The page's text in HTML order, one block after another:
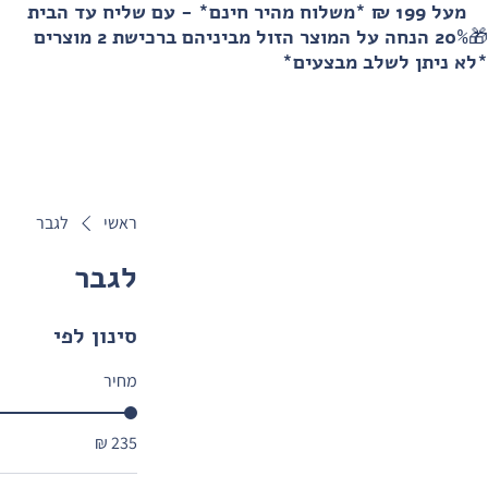
מעל 199 ₪ *משלוח מהיר חינם* - עם שליח עד הבית
🎁20% הנחה על המוצר הזול מביניהם ברכישת 2 מוצרים
*לא ניתן לשלב מבצעים*
ראשי לגבר
לגבר
סינון לפי
מחיר